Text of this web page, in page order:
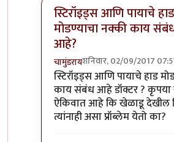
स्टिरॉइड्स आणि पायाचे हाड
मोडण्याचा नक्की काय
आहे?
चामुंडरायशनिवार, 02/09/2017
In reply toप्रत्येक वैद्यकशाखा
स्टिरॉइड्स आणि पायाचे हाड
काय संबंध आहे डॉक्टर ? कृपया
ऐकिवात आहे कि खेळाडू देखील
त्यांनाही असा प्रॉब्लेम येतो का?